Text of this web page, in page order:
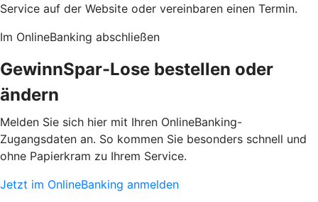
Service auf der Website oder vereinbaren einen Termin.
Im OnlineBanking abschließen
GewinnSpar-Lose bestellen oder
ändern
Melden Sie sich hier mit Ihren OnlineBanking-
Zugangsdaten an. So kommen Sie besonders schnell und
ohne Papierkram zu Ihrem Service.
Jetzt im OnlineBanking anmelden